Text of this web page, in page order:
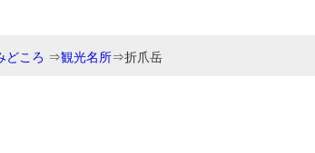
どころ ⇒観光名所⇒折爪岳